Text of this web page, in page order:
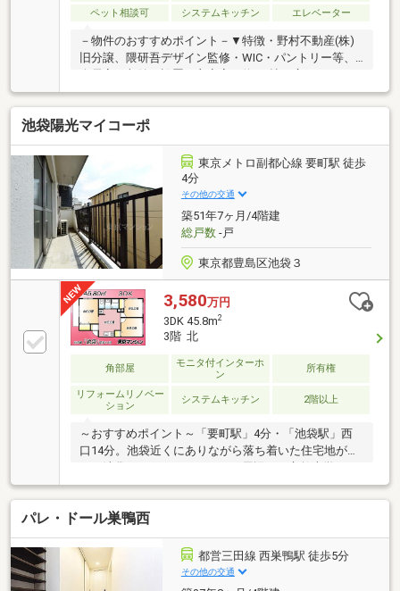
ペット相談可 システムキッチン エレベーター
－物件のおすすめポイント－▼特徴・野村不動産(株)
旧分譲、隈研吾デザイン監修・WIC・パントリー等、
全居室に収納を設置・主寝室は約9.1帖の広さ・トラン
クルーム(約3.18平米)・サイクルトランクルーム(約
3.20平米)有・ゲストルーム等の共用施設有(一部有
料)・コンシェルジュサービス有・大型犬飼育可能(3階
以上／細則有)▼設備・2ボウル洗面台・トイレ2ヶ所※
プライベートロッカー約1.29平米は専有面積に含む※別
途、専用駐車場使用料、月額71000円要■ ご希望の住
まい探しをお手伝いします ━━━━━・・・物件の詳
細・ご相談はお気軽にお問い合わせください。
池袋陽光マイコーポ
東京メトロ副都心線 要町駅 徒歩
4分
その他の交通
築51年7ヶ月/4階建
総戸数-戸
東京都豊島区池袋３
3,580万円
3DK 45.8m2
3階 北
角部屋
モニタ付インターホ
ン
所有権
リフォームリノベー
ション
システムキッチン 2階以上
～おすすめポイント～「要町駅」4分・「池袋駅」西
口14分。池袋近くにありながら落ち着いた住宅地が広
がる池袋三丁目アドレスです。周辺には立教大学のキ
ャンパスやぼうずカフェがあります。仕事もプライベ
ートも充実の立地です。～物件スペック～◆東京メト
ロ副都心線「要町」駅 徒歩4分◆JR山手線「池袋」駅
徒歩14分◆3DK 専有面積45.80㎡◆全室リノベーショ
ン済～当社の強み～◆頭金0円から購入可!長期低金利
50年ローン◆提携銀行多数、住宅ローンご相談下さい
◆車でまとめてご案内!自宅まで送迎も可
パレ・ドール巣鴨西
都営三田線 西巣鴨駅 徒歩5分
その他の交通